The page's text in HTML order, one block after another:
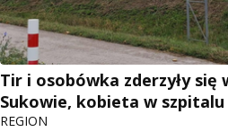
Tir i osobówka zderzyły się
Sukowie, kobieta w szpitalu
REGION